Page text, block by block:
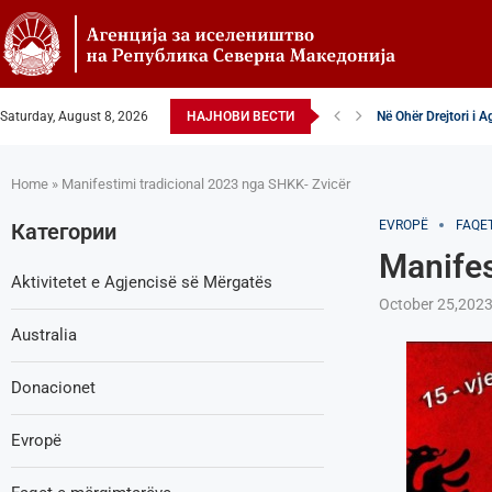
Saturday, August 8, 2026 НАЈНОВИ ВЕСТИ Në Ohër Drejtori i
Home » Manifestimi tradicional 2023 nga SHKK- Zvicër
EVROPË
October 25,2023
Категории
Aktivitetet e Agjencisë së Мërgatës
Australia
Donacionet
Evropë